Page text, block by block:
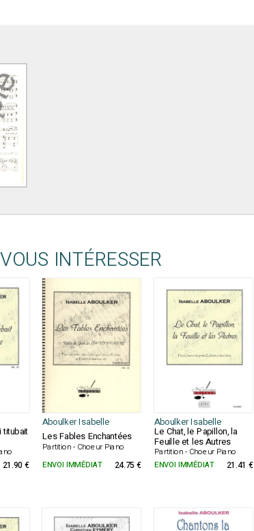
INTÉRESSER
Aboulker Isabelle Aboulker Isabelle
titubait Les Fables Enchantées
Partition - Choeur Piano
Le Chat, le Papillon, la
Feuille et les Autres
Partition - Choeur Piano
21.90 € ENVOI IMMÉDIAT 24.75 € ENVOI IMMÉDIAT 21.41 €